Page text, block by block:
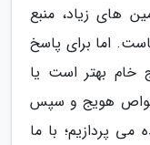
های زیاد، منبع
اما برای پاسخ
بهتر است یا
خواص هویج و سپس
پردازیم؛ با ما